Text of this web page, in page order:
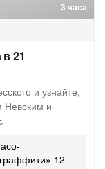
3 часа
21
и узнайте,
Невским и
12